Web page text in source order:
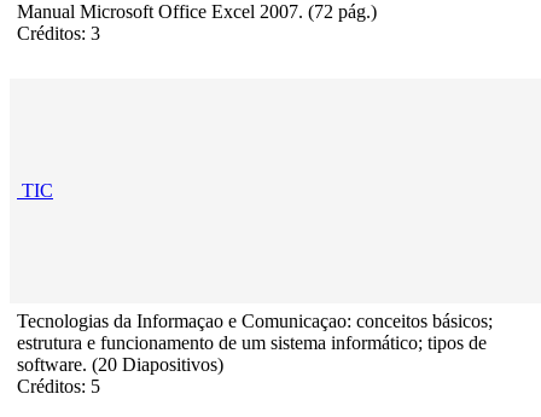
Manual Microsoft Office Excel 2007. (72 pág.)
Créditos: 3
TIC
Tecnologias da Informaçao e Comunicaçao: conceitos básicos;
estrutura e funcionamento de um sistema informático; tipos de
software. (20 Diapositivos)
Créditos: 5